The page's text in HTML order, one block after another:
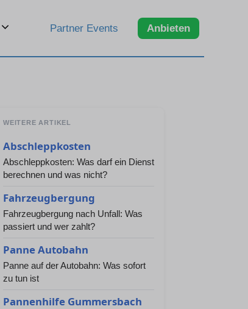
Partner Events Anbieten
WEITERE ARTIKEL
Abschleppkosten
Abschleppkosten: Was darf ein Dienst
berechnen und was nicht?
Fahrzeugbergung
Fahrzeugbergung nach Unfall: Was
passiert und wer zahlt?
Panne Autobahn
Panne auf der Autobahn: Was sofort
zu tun ist
Pannenhilfe Gummersbach